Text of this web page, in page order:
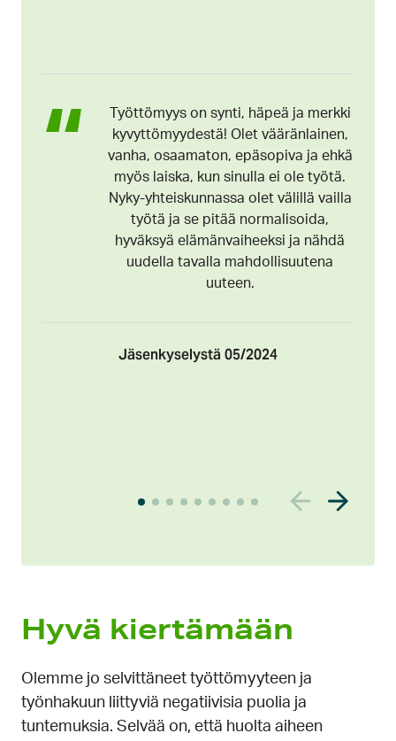
Työttömyys on synti, häpeä ja merkki
kyvyttömyydestä! Olet vääränlainen,
vanha, osaamaton, epäsopiva ja ehkä
myös laiska, kun sinulla ei ole työtä.
Nyky-yhteiskunnassa olet välillä vailla
työtä ja se pitää normalisoida,
hyväksyä elämänvaiheeksi ja nähdä
uudella tavalla mahdollisuutena
uuteen.
Jäsenkyselystä 05/2024
r
s
e
l
Hyvä kiertämään
Olemme jo selvittäneet työttömyyteen ja
työnhakuun liittyviä negatiivisia puolia ja
tuntemuksia. Selvää on, että huolta aiheen